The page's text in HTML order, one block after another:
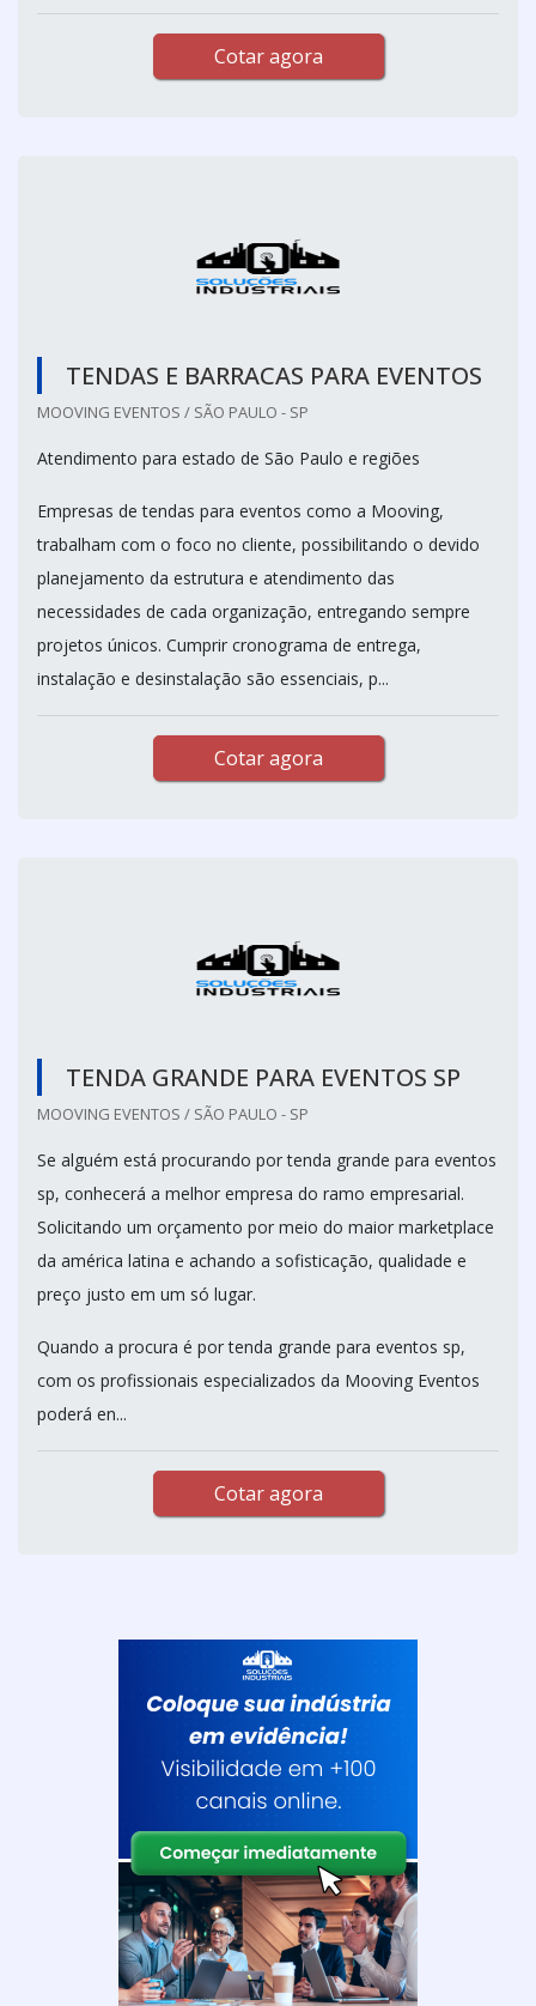
Cotar agora
TENDAS E BARRACAS PARA EVENTOS
MOOVING EVENTOS / SÃO PAULO - SP
Atendimento para estado de São Paulo e regiões
Empresas de tendas para eventos como a Mooving,
trabalham com o foco no cliente, possibilitando o devido
planejamento da estrutura e atendimento das
necessidades de cada organização, entregando sempre
projetos únicos. Cumprir cronograma de entrega,
instalação e desinstalação são essenciais, p...
Cotar agora
TENDA GRANDE PARA EVENTOS SP
MOOVING EVENTOS / SÃO PAULO - SP
Se alguém está procurando por tenda grande para eventos
sp, conhecerá a melhor empresa do ramo empresarial.
Solicitando um orçamento por meio do maior marketplace
da américa latina e achando a sofisticação, qualidade e
preço justo em um só lugar.
Quando a procura é por tenda grande para eventos sp,
com os profissionais especializados da Mooving Eventos
poderá en...
Cotar agora